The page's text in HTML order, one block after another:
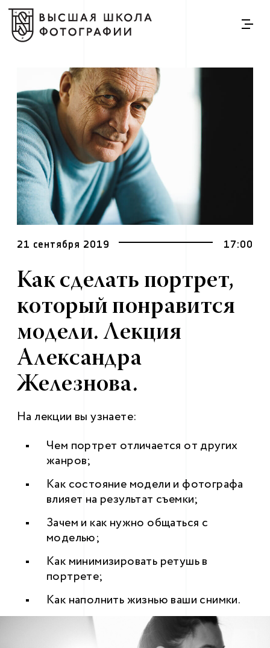
21 сентября 2019 17:00
Как сделать портрет,
который понравится
модели. Лекция
Александра
Железнова.
На лекции вы узнаете:
Чем портрет отличается от других
жанров;
Как состояние модели и фотографа
влияет на результат съемки;
Зачем и как нужно общаться с
моделью;
Как минимизировать ретушь в
портрете;
Как наполнить жизнью ваши снимки.